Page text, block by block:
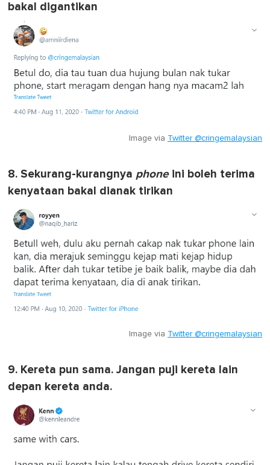
bakal digantikan
Image via Twitter @cringemalaysian
8. Sekurang-kurangnya phoneini boleh terima
kenyataan bakal dianak tirikan
Image via Twitter @cringemalaysian
9. Kereta pun sama. Jangan puji kereta lain
depan kereta anda.